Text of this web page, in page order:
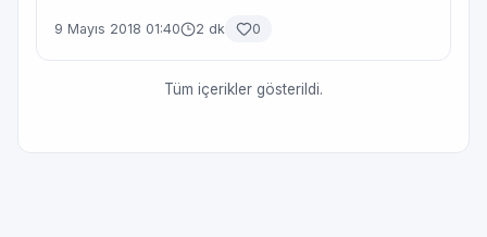
9 Mayıs 2018 01:40 2 dk 0
Tüm içerikler gösterildi.